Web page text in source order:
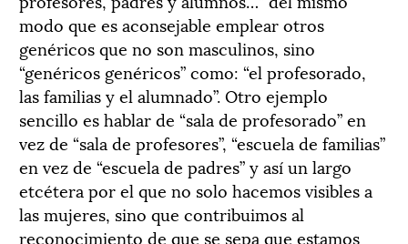
modo que es aconsejable emplear otros
genéricos que no son masculinos, sino
“genéricos genéricos” como: “el profesorado,
las familias y el alumnado”. Otro ejemplo
sencillo es hablar de “sala de profesorado” en
vez de “sala de profesores”, “escuela de familias”
en vez de “escuela de padres” y así un largo
etcétera por el que no solo hacemos visibles a
las mujeres, sino que contribuimos al
reconocimiento de que se sepa que estamos